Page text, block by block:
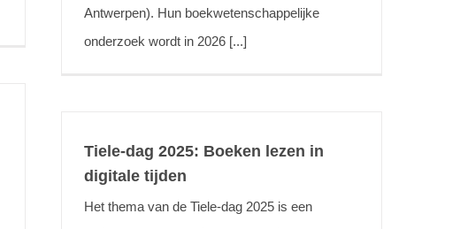
Antwerpen). Hun boekwetenschappelijke
onderzoek wordt in 2026 [...]
Tiele-dag 2025: Boeken lezen in
digitale tijden
Het thema van de Tiele-dag 2025 is een